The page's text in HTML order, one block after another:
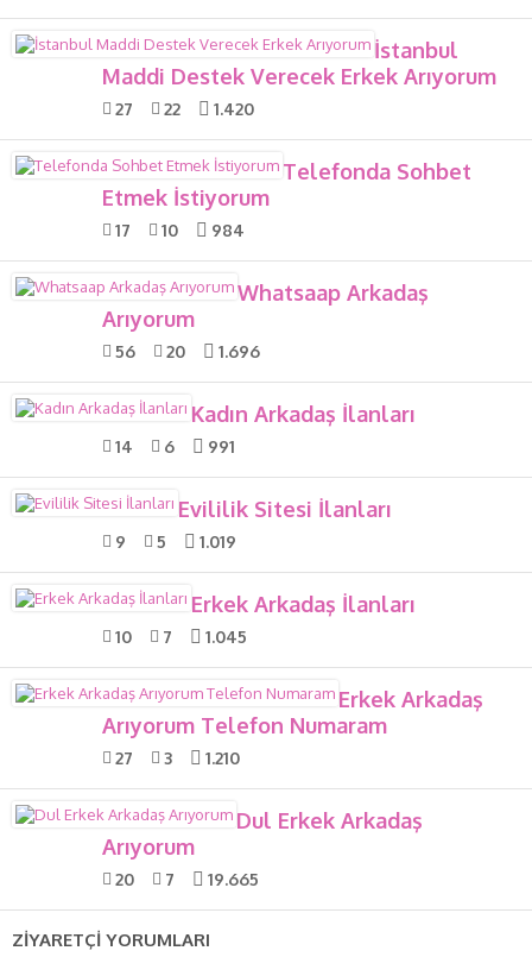
İstanbul
Maddi Destek Verecek Erkek Arıyorum
27 22 1.420
Telefonda Sohbet
Etmek İstiyorum
17 10 984
Whatsaap Arkadaş
Arıyorum
56 20 1.696
Kadın Arkadaş İlanları
14 6 991
Evililik Sitesi İlanları
9 5 1.019
Erkek Arkadaş İlanları
10 7 1.045
Erkek Arkadaş
Arıyorum Telefon Numaram
27 3 1.210
Dul Erkek Arkadaş
Arıyorum
20 7 19.665
ZİYARETÇİ YORUMLARI